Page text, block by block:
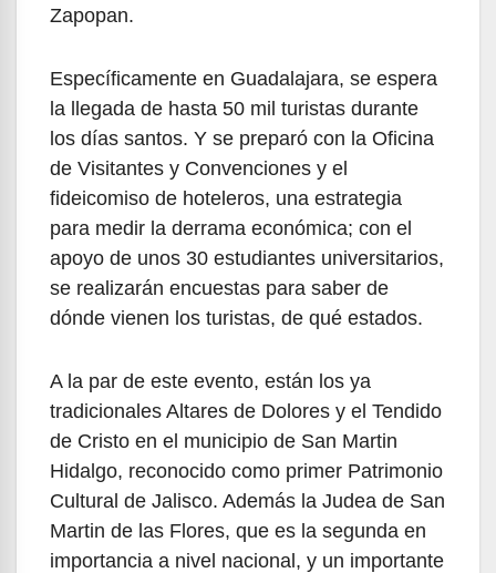
Zapopan.
Específicamente en Guadalajara, se espera
la llegada de hasta 50 mil turistas durante
los días santos. Y se preparó con la Oficina
de Visitantes y Convenciones y el
fideicomiso de hoteleros, una estrategia
para medir la derrama económica; con el
apoyo de unos 30 estudiantes universitarios,
se realizarán encuestas para saber de
dónde vienen los turistas, de qué estados.
A la par de este evento, están los ya
tradicionales Altares de Dolores y el Tendido
de Cristo en el municipio de San Martin
Hidalgo, reconocido como primer Patrimonio
Cultural de Jalisco. Además la Judea de San
Martin de las Flores, que es la segunda en
importancia a nivel nacional, y un importante